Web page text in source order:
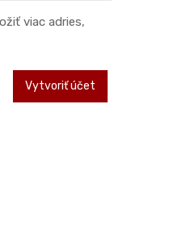
viac adries,
Vytvoriť účet